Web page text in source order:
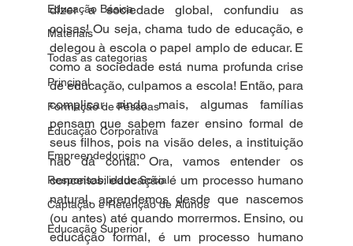
Educação Básica
Materiais
Todas as categorias
Principal
Formação de Pessoas
Educação Corporativa
Empreendedorismo
Responsabilidade Social
Captação e Retenção de Alunos
Educação Superior
dizer a sociedade global, confundiu as
coisas! Ou seja, chama tudo de educação, e
delegou à escola o papel amplo de educar. E
como a sociedade está numa profunda crise
de educação, culpamos a escola! Então, para
complicar ainda mais, algumas famílias
pensam que sabem fazer ensino formal de
seus filhos, pois na visão deles, a instituição
não dá conta. Ora, vamos entender os
conceitos: educação é um processo humano
natural, aprendemos desde que nascemos
(ou antes) até quando morrermos. Ensino, ou
educação formal, é um processo humano